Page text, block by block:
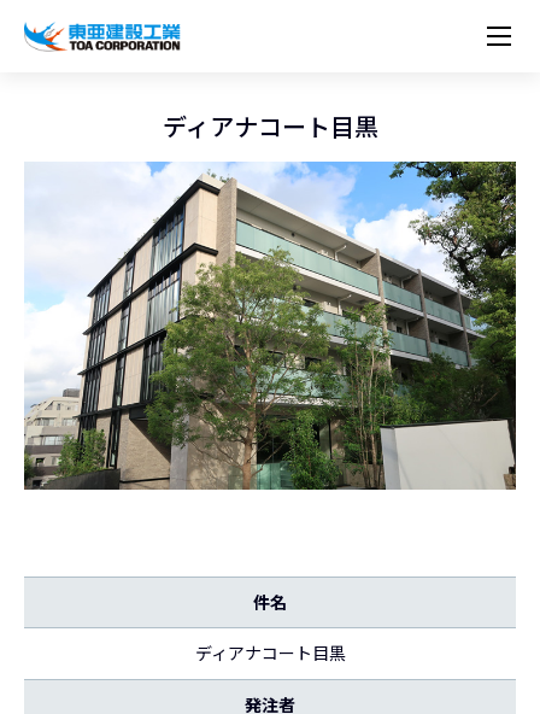
トップメッセージ
労働安全衛生・環境・品質方針
プレスリリース
組織図
コーポレートメッセージ
沿革
シンボルマーク「三羽の鶴」
関連書籍
東亜の歩み ～From 1908 to 2008～
中期経営計画資料
シェアードリサーチレポート
IRサポート
海外から探す
年代別
サステナビリティ
サステナビリティ経営
重要課題とKPI
統合報告書
ESGデータ
環境マネジメント
カーボンニュートラルへの取組み
生物多様性
（自然関連の情報開示）
水資源
健康経営
労働安全衛生
品質向上
サプライチェーン・マネジメント
パートナーシップ構築宣言
マルチステークホルダー方針
コーポレートガバナンス
コンプライアンス
リスクマネジメント
情報セキュリティ
AI活用ポリシー
知的財産基本方針
ESGに関する外部評価
施設・用途から探す
土木技術一覧
所有船舶一覧
技術研究開発センター
冷蔵倉庫の相談室
冷蔵倉庫をつくりたい
木質化計画 特別鼎談
お問い合わせ
新卒・第二新卒採用情報
キャリア採用
障がい者採用
カムバック採用
Careers (English)
コーポレートメッセージ
ディアナコート目黒
件名
ディアナコート目黒
発注者